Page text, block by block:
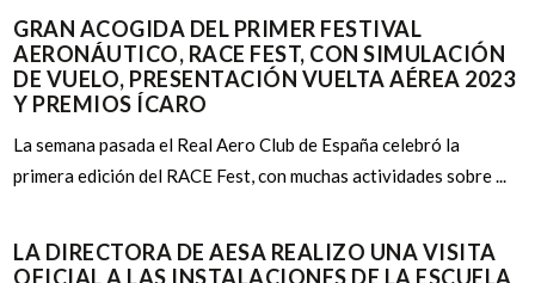
GRAN ACOGIDA DEL PRIMER FESTIVAL
AERONÁUTICO, RACE FEST, CON SIMULACIÓN
DE VUELO, PRESENTACIÓN VUELTA AÉREA 2023
Y PREMIOS ÍCARO
La semana pasada el Real Aero Club de España celebró la
primera edición del RACE Fest, con muchas actividades sobre ...
LA DIRECTORA DE AESA REALIZO UNA VISITA
OFICIAL A LAS INSTALACIONES DE LA ESCUELA